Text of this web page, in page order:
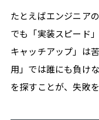
たとえばエンジニア
でも「実装スピード
キャッチアップ」は
用」では誰にも負け
を探すことが、失敗